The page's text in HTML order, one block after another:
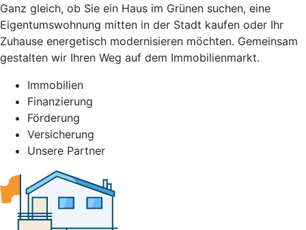
Ganz gleich, ob Sie ein Haus im Grünen suchen, eine
Eigentumswohnung mitten in der Stadt kaufen oder Ihr
Zuhause energetisch modernisieren möchten. Gemeinsam
gestalten wir Ihren Weg auf dem Immobilienmarkt.
Immobilien
Finanzierung
Förderung
Versicherung
Unsere Partner